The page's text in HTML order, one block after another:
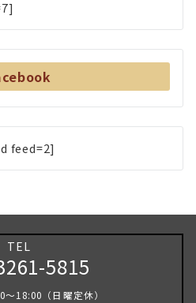
feed=2]
TEL
5815
18:00（日曜定休）